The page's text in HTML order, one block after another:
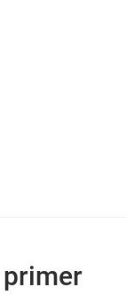
primer